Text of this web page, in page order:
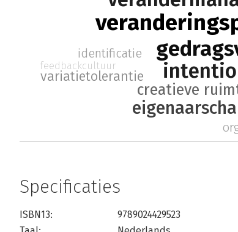
creatieve
variatietolerantie
identificatie
feedbackcultuur
Specificaties
ISBN13:
9789024429523